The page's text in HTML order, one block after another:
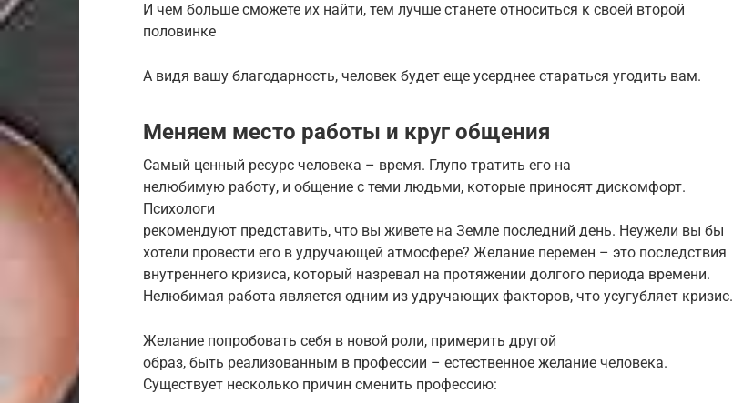
И чем больше сможете их найти, тем лучше станете относиться к своей второй
половинке
А видя вашу благодарность, человек будет еще усерднее стараться угодить вам.
Меняем место работы и круг общения
Самый ценный ресурс человека – время. Глупо тратить его на
нелюбимую работу, и общение с теми людьми, которые приносят дискомфорт.
Психологи
рекомендуют представить, что вы живете на Земле последний день. Неужели вы бы
хотели провести его в удручающей атмосфере? Желание перемен – это последствия
внутреннего кризиса, который назревал на протяжении долгого периода времени.
Нелюбимая работа является одним из удручающих факторов, что усугубляет кризис.
Желание попробовать себя в новой роли, примерить другой
образ, быть реализованным в профессии – естественное желание человека.
Существует несколько причин сменить профессию: